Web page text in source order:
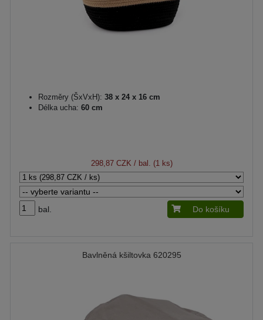
Rozměry (ŠxVxH): 38 x 24 x 16 cm
Délka ucha: 60 cm
298,87 CZK / bal. (1 ks)
bal. Do košíku
Bavlněná kšiltovka 620295